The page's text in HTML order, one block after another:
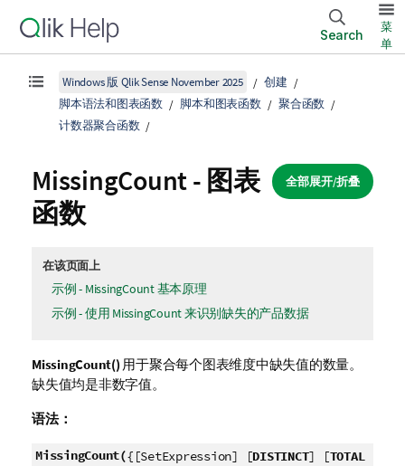
Search
菜
单
Windows 版 Qlik Sense November 2025
创建
脚本语法和图表函数
脚本和图表函数
聚合函数
计数器聚合函数
全部展开/折叠
MissingCount- 图表
函数
在该页面上
示例 - MissingCount 基本原理
示例 - 使用 MissingCount 来识别缺失的产品数据
MissingCount() 用于聚合每个图表维度中缺失值的数量。
缺失值均是非数字值。
语法：
MissingCount({[SetExpression] [DISTINCT] [TOTAL